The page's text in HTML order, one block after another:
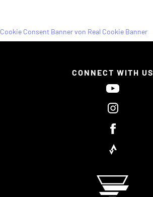
CONNECT WITH US
Cookie Consent Banner von Real Cookie Banner